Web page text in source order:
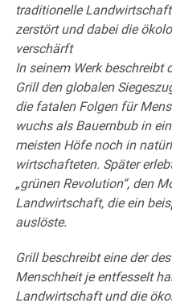
traditionelle
zerstört und dabei die
verschärft
In seinem Werk beschreibt
Grill den globalen
die fatalen Folgen für
wuchs als Bauernbub in
meisten Höfe noch in
wirtschafteten. Später
„grünen Revolution“, den
Landwirtschaft, die ein
auslöste.
Grill beschreibt eine der
Menschheit je entfesselt
Landwirtschaft und die